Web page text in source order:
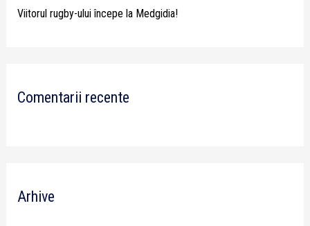
Viitorul rugby-ului începe la Medgidia!
Comentarii recente
Arhive